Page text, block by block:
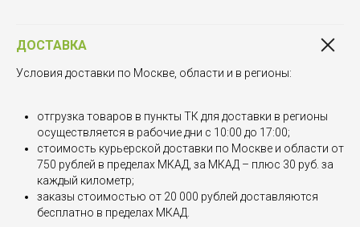
ДОСТАВКА
Условия доставки по Москве, области и в регионы:
отгрузка товаров в пункты ТК для доставки в регионы
осуществляется в рабочие дни с 10:00 до 17:00;
стоимость курьерской доставки по Москве и области от
750 рублей в пределах МКАД, за МКАД – плюс 30 руб. за
каждый километр;
заказы стоимостью от 20 000 рублей доставляются
бесплатно в пределах МКАД.